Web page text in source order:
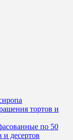
тортов и
по 50
и десертов
В
"Слон"
форм